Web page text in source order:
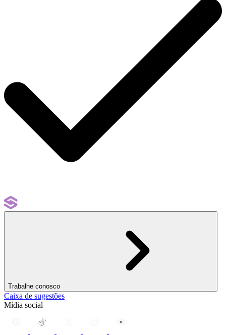
Trabalhe conosco
Caixa de sugestões
Mídia social